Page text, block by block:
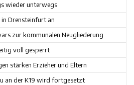
wieder unterwegs
in Drensteinfurt an
zur kommunalen Neugliederung
voll gesperrt
stärken Erzieher und Eltern
an der K19 wird fortgesetzt